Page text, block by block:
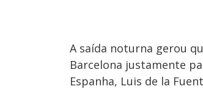
A saída noturna gerou
Barcelona justamente
Espanha, Luis de la